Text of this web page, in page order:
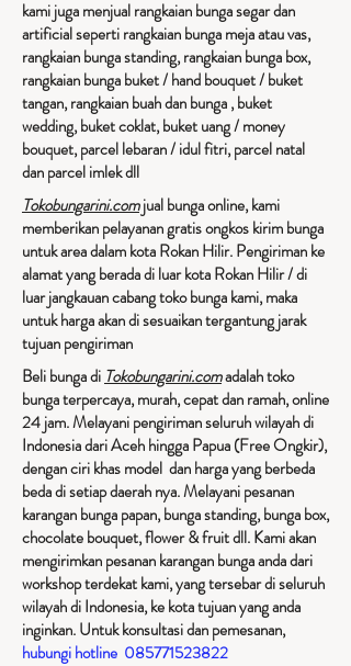
kami juga menjual rangkaian bunga segar dan
artificial seperti rangkaian bunga meja atau vas,
rangkaian bunga standing, rangkaian bunga box,
rangkaian bunga buket / hand bouquet / buket
tangan, rangkaian buah dan bunga , buket
wedding, buket coklat, buket uang / money
bouquet, parcel lebaran / idul fitri, parcel natal
dan parcel imlek dll
Tokobungarini.comjual bunga online, kami
memberikan pelayanan gratis ongkos kirim bunga
untuk area dalam kota Rokan Hilir. Pengiriman ke
alamat yang berada di luar kota Rokan Hilir / di
luar jangkauan cabang toko bunga kami, maka
untuk harga akan di sesuaikan tergantung jarak
tujuan pengiriman​
Beli bunga di Tokobungarini.comadalah toko
bunga terpercaya, murah, cepat dan ramah, online
24 jam. Melayani pengiriman seluruh wilayah di
Indonesia dari Aceh hingga Papua (Free Ongkir),
dengan ciri khas model dan harga yang berbeda
beda di setiap daerah nya. Melayani pesanan
karangan bunga papan, bunga standing, bunga box,
chocolate bouquet, flower & fruit dll. Kami akan
mengirimkan pesanan karangan bunga anda dari
workshop terdekat kami, yang tersebar di seluruh
wilayah di Indonesia, ke kota tujuan yang anda
inginkan. Untuk konsultasi dan pemesanan,
hubungi hotline 085771523822